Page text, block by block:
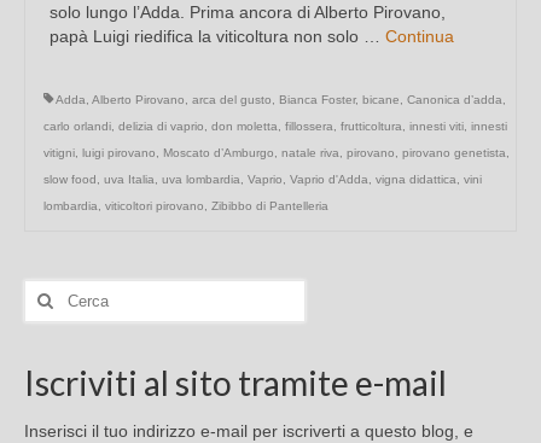
solo lungo l’Adda. Prima ancora di Alberto Pirovano,
papà Luigi riedifica la viticoltura non solo … Continua
Adda Alberto Pirovano arca del gusto Bianca Foster, bicane Canonica d’adda
carlo orlandi delizia di vaprio don moletta fillossera frutticoltura innesti viti innesti
vitigni luigi pirovano Moscato d’Amburgo natale riva pirovano pirovano genetista
slow food
uva Italia uva lombardia Vaprio Vaprio d'Adda vigna didattica
vini
lombardia
viticoltori pirovano Zibibbo di Pantelleria
Cerca:
Iscriviti al sito tramite e-mail
Inserisci il tuo indirizzo e-mail per iscriverti a questo blog, e